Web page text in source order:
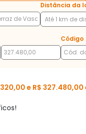
Distância da
Código
e R$